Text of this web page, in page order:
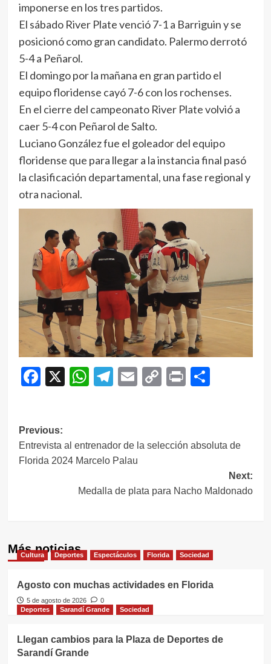
imponerse en los tres partidos.
El sábado River Plate venció 7-1 a Barriguin y se
posicionó como gran candidato. Palermo derrotó
5-4 a Peñarol.
El domingo por la mañana en gran partido el
equipo floridense cayó 7-6 con los rochenses.
En el cierre del campeonato River Plate volvió a
caer 5-4 con Peñarol de Salto.
Luciano González fue el goleador del equipo
floridense que para llegar a la instancia final pasó
la clasificación departamental, una fase regional y
otra nacional.
Facebook
X WhatsApp
Telegram
EmailCopy
Print
Navegación
de
Previous:
Entrevista al entrenador de la selección absoluta de
Florida 2024 Marcelo Palau
Next:
Medalla de plata para Nacho Maldonado
Más noticias
Cultura Deportes Espectáculos Florida Sociedad
Agosto con muchas actividades en Florida
5 de agosto de 2026
0
Deportes
Sarandí Grande Sociedad
Llegan cambios para la Plaza de Deportes de
Sarandí Grande